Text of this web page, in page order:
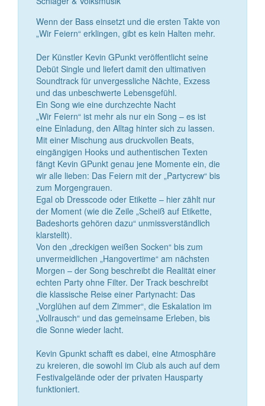
Wenn der Bass einsetzt und die ersten Takte von
„Wir Feiern“ erklingen, gibt es kein Halten mehr.
Der Künstler Kevin GPunkt veröffentlicht seine
Debüt Single und liefert damit den ultimativen
Soundtrack für unvergessliche Nächte, Exzess
und das unbeschwerte Lebensgefühl.
Ein Song wie eine durchzechte Nacht
„Wir Feiern“ ist mehr als nur ein Song – es ist
eine Einladung, den Alltag hinter sich zu lassen.
Mit einer Mischung aus druckvollen Beats,
eingängigen Hooks und authentischen Texten
fängt Kevin GPunkt genau jene Momente ein, die
wir alle lieben: Das Feiern mit der „Partycrew“ bis
zum Morgengrauen.
Egal ob Dresscode oder Etikette – hier zählt nur
der Moment (wie die Zeile „Scheiß auf Etikette,
Badeshorts gehören dazu“ unmissverständlich
klarstellt).
Von den „dreckigen weißen Socken“ bis zum
unvermeidlichen „Hangovertime“ am nächsten
Morgen – der Song beschreibt die Realität einer
echten Party ohne Filter. Der Track beschreibt
die klassische Reise einer Partynacht: Das
„Vorglühen auf dem Zimmer“, die Eskalation im
„Vollrausch“ und das gemeinsame Erleben, bis
die Sonne wieder lacht.
Kevin Gpunkt schafft es dabei, eine Atmosphäre
zu kreieren, die sowohl im Club als auch auf dem
Festivalgelände oder der privaten Hausparty
funktioniert.